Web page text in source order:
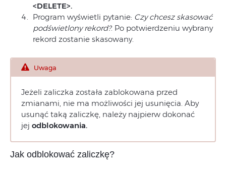
<DELETE>.
Program wyświetli pytanie: Czy chcesz skasować
podświetlony rekord?. Po potwierdzeniu wybrany
rekord zostanie skasowany.
Uwaga
Jeżeli zaliczka została zablokowana przed
zmianami, nie ma możliwości jej usunięcia. Aby
usunąć taką zaliczkę, należy najpierw dokonać
jej odblokowania.
Jak odblokować zaliczkę?